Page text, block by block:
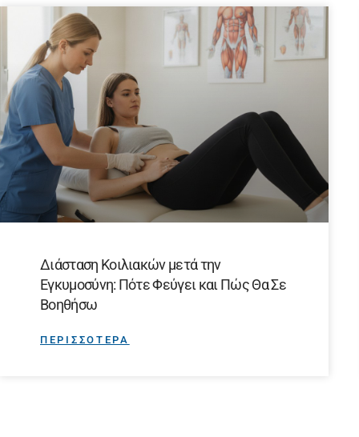
Διάσταση Κοιλιακών μετά την
Εγκυμοσύνη: Πότε Φεύγει και Πώς Θα Σε
Βοηθήσω
ΠΕΡΙΣΣΟΤΕΡΑ